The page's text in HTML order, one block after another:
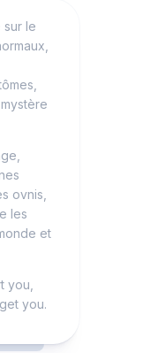
sur le
ovnis,
les
et
you,
you.